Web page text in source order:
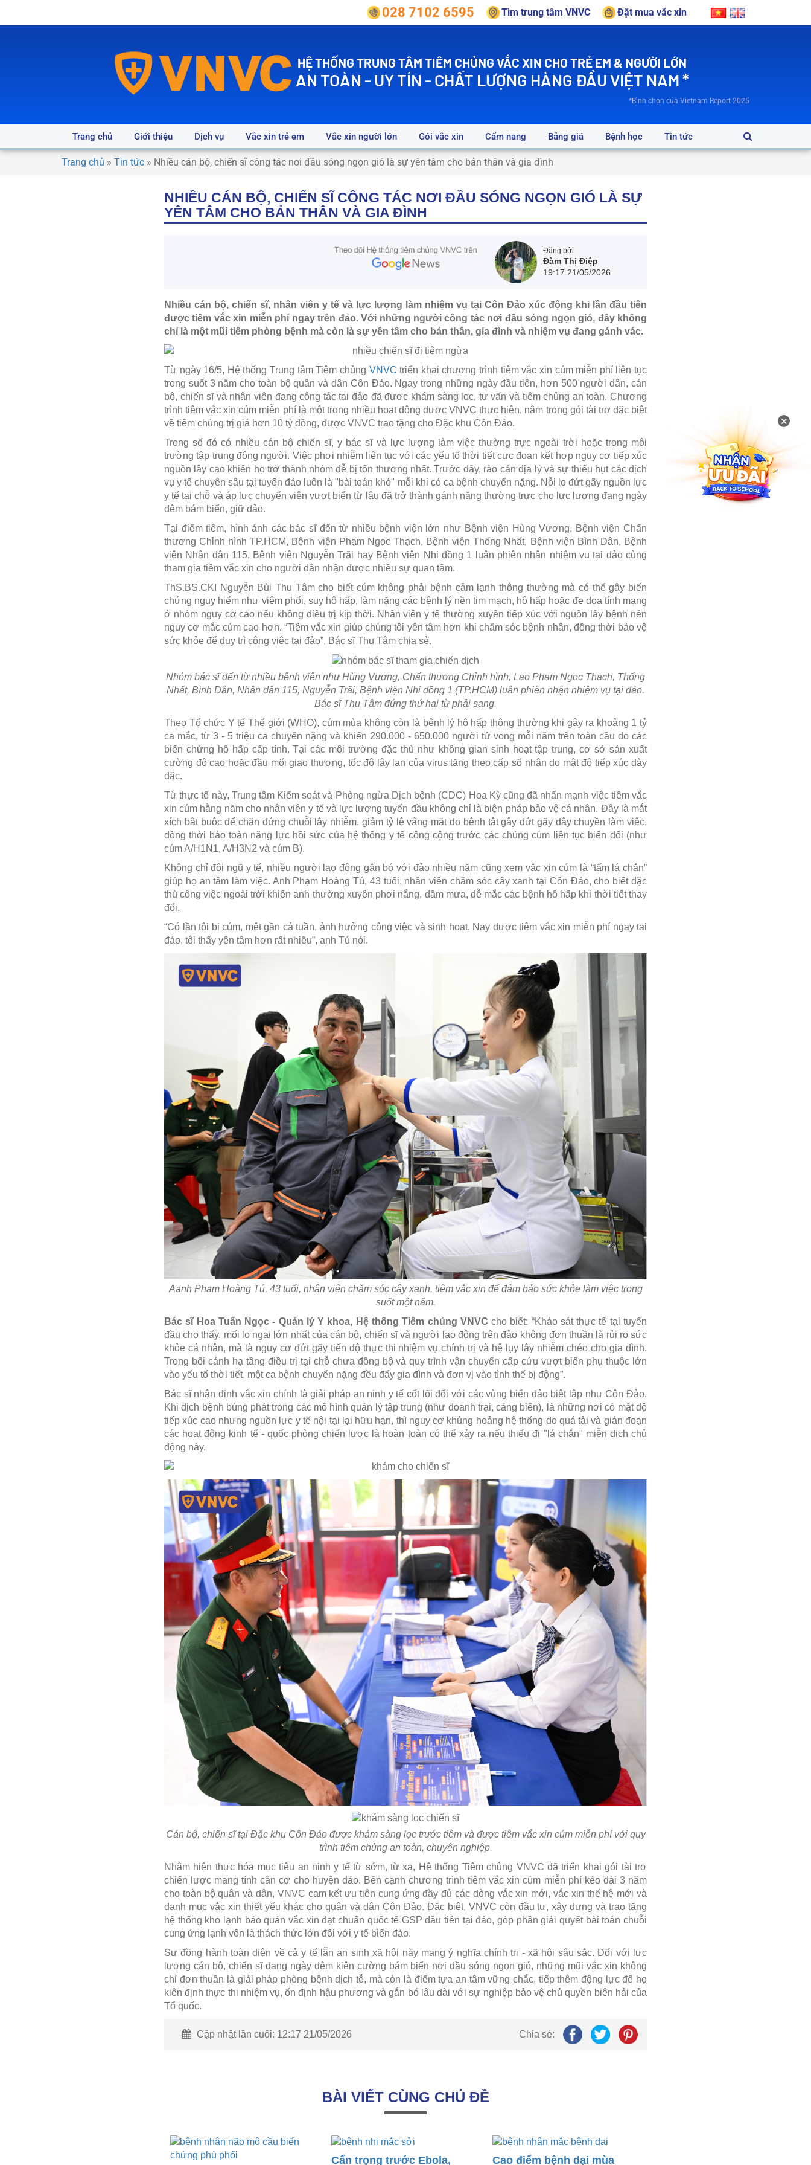
028 7102 6595 Tìm trung tâm VNVC Đặt mua vắc xin
HỆ THỐNG TRUNG TÂM TIÊM CHỦNG VẮC XIN CHO TRẺ EM & NGƯỜI LỚN
AN TOÀN - UY TÍN - CHẤT LƯỢNG HÀNG ĐẦU VIỆT NAM *
*Bình chọn của Vietnam Report 2025
Trang chủ Giới thiệu Dịch vụ Vắc xin trẻ em Vắc xin người lớn Gói vắc xin Cẩm nang Bảng giá Bệnh học Tin tức
Trang chủ » Tin tức » Nhiều cán bộ, chiến sĩ công tác nơi đầu sóng ngọn gió là sự yên tâm cho bản thân và gia đình
NHIỀU CÁN BỘ, CHIẾN SĨ CÔNG TÁC NƠI ĐẦU SÓNG NGỌN GIÓ LÀ SỰ
YÊN TÂM CHO BẢN THÂN VÀ GIA ĐÌNH
Đăng bởi
Đàm Thị Điệp
19:17 21/05/2026
Nhiều cán bộ, chiến sĩ, nhân viên y tế và lực lượng làm nhiệm vụ tại Côn Đảo xúc động khi lần đầu tiên
được tiêm vắc xin miễn phí ngay trên đảo. Với những người công tác nơi đầu sóng ngọn gió, đây không
chỉ là một mũi tiêm phòng bệnh mà còn là sự yên tâm cho bản thân, gia đình và nhiệm vụ đang gánh vác.
Từ ngày 16/5, Hệ thống Trung tâm Tiêm chủng VNVC triển khai chương trình tiêm vắc xin cúm miễn phí liên tục
trong suốt 3 năm cho toàn bộ quân và dân Côn Đảo. Ngay trong những ngày đầu tiên, hơn 500 người dân, cán
bộ, chiến sĩ và nhân viên đang công tác tại đảo đã được khám sàng lọc, tư vấn và tiêm chủng an toàn. Chương
trình tiêm vắc xin cúm miễn phí là một trong nhiều hoạt động được VNVC thực hiện, nằm trong gói tài trợ đặc biệt
về tiêm chủng trị giá hơn 10 tỷ đồng, được VNVC trao tặng cho Đặc khu Côn Đảo.
Trong số đó có nhiều cán bộ chiến sĩ, y bác sĩ và lực lượng làm việc thường trực ngoài trời hoặc trong môi
trường tập trung đông người. Việc phơi nhiễm liên tục với các yếu tố thời tiết cực đoan kết hợp nguy cơ tiếp xúc
nguồn lây cao khiến họ trở thành nhóm dễ bị tổn thương nhất. Trước đây, rào cản địa lý và sự thiếu hụt các dịch
vụ y tế chuyên sâu tại tuyến đảo luôn là "bài toán khó" mỗi khi có ca bệnh chuyển nặng. Nỗi lo đứt gãy nguồn lực
y tế tại chỗ và áp lực chuyển viện vượt biển từ lâu đã trở thành gánh nặng thường trực cho lực lượng đang ngày
đêm bám biển, giữ đảo.
Tại điểm tiêm, hình ảnh các bác sĩ đến từ nhiều bệnh viện lớn như Bệnh viện Hùng Vương, Bệnh viện Chấn
thương Chỉnh hình TP.HCM, Bệnh viện Phạm Ngọc Thạch, Bệnh viện Thống Nhất, Bệnh viện Bình Dân, Bệnh
viện Nhân dân 115, Bệnh viện Nguyễn Trãi hay Bệnh viện Nhi đồng 1 luân phiên nhận nhiệm vụ tại đảo cùng
tham gia tiêm vắc xin cho người dân nhận được nhiều sự quan tâm.
ThS.BS.CKI Nguyễn Bùi Thu Tâm cho biết cúm không phải bệnh cảm lạnh thông thường mà có thể gây biến
chứng nguy hiểm như viêm phổi, suy hô hấp, làm nặng các bệnh lý nền tim mạch, hô hấp hoặc đe dọa tính mạng
ở nhóm nguy cơ cao nếu không điều trị kịp thời. Nhân viên y tế thường xuyên tiếp xúc với nguồn lây bệnh nên
nguy cơ mắc cúm cao hơn. “Tiêm vắc xin giúp chúng tôi yên tâm hơn khi chăm sóc bệnh nhân, đồng thời bảo vệ
sức khỏe để duy trì công việc tại đảo”, Bác sĩ Thu Tâm chia sẻ.
Nhóm bác sĩ đến từ nhiều bệnh viện như Hùng Vương, Chấn thương Chỉnh hình, Lao Phạm Ngọc Thạch, Thống
Nhất, Bình Dân, Nhân dân 115, Nguyễn Trãi, Bệnh viện Nhi đồng 1 (TP.HCM) luân phiên nhận nhiệm vụ tại đảo.
Bác sĩ Thu Tâm đứng thứ hai từ phải sang.
Theo Tổ chức Y tế Thế giới (WHO), cúm mùa không còn là bệnh lý hô hấp thông thường khi gây ra khoảng 1 tỷ
ca mắc, từ 3 - 5 triệu ca chuyển nặng và khiến 290.000 - 650.000 người tử vong mỗi năm trên toàn cầu do các
biến chứng hô hấp cấp tính. Tại các môi trường đặc thù như không gian sinh hoạt tập trung, cơ sở sản xuất
cường độ cao hoặc đầu mối giao thương, tốc độ lây lan của virus tăng theo cấp số nhân do mật độ tiếp xúc dày
đặc.
Từ thực tế này, Trung tâm Kiểm soát và Phòng ngừa Dịch bệnh (CDC) Hoa Kỳ cũng đã nhấn mạnh việc tiêm vắc
xin cúm hằng năm cho nhân viên y tế và lực lượng tuyến đầu không chỉ là biện pháp bảo vệ cá nhân. Đây là mắt
xích bắt buộc để chặn đứng chuỗi lây nhiễm, giảm tỷ lệ vắng mặt do bệnh tật gây đứt gãy dây chuyền làm việc,
đồng thời bảo toàn năng lực hồi sức của hệ thống y tế công cộng trước các chủng cúm liên tục biến đổi (như
cúm A/H1N1, A/H3N2 và cúm B).
Không chỉ đội ngũ y tế, nhiều người lao động gắn bó với đảo nhiều năm cũng xem vắc xin cúm là “tấm lá chắn”
giúp họ an tâm làm việc. Anh Phạm Hoàng Tú, 43 tuổi, nhân viên chăm sóc cây xanh tại Côn Đảo, cho biết đặc
thù công việc ngoài trời khiến anh thường xuyên phơi nắng, dầm mưa, dễ mắc các bệnh hô hấp khi thời tiết thay
đổi.
“Có lần tôi bị cúm, mệt gần cả tuần, ảnh hưởng công việc và sinh hoạt. Nay được tiêm vắc xin miễn phí ngay tại
đảo, tôi thấy yên tâm hơn rất nhiều”, anh Tú nói.
Aanh Phạm Hoàng Tú, 43 tuổi, nhân viên chăm sóc cây xanh, tiêm vắc xin để đảm bảo sức khỏe làm việc trong
suốt một năm.
Bác sĩ Hoa Tuấn Ngọc - Quản lý Y khoa, Hệ thống Tiêm chủng VNVC cho biết: “Khảo sát thực tế tại tuyến
đầu cho thấy, mối lo ngại lớn nhất của cán bộ, chiến sĩ và người lao động trên đảo không đơn thuần là rủi ro sức
khỏe cá nhân, mà là nguy cơ đứt gãy tiến độ thực thi nhiệm vụ chính trị và hệ lụy lây nhiễm chéo cho gia đình.
Trong bối cảnh hạ tầng điều trị tại chỗ chưa đồng bộ và quy trình vận chuyển cấp cứu vượt biển phụ thuộc lớn
vào yếu tố thời tiết, một ca bệnh chuyển nặng đều đẩy gia đình và đơn vị vào tình thế bị động”.
Bác sĩ nhận định vắc xin chính là giải pháp an ninh y tế cốt lõi đối với các vùng biển đảo biệt lập như Côn Đảo.
Khi dịch bệnh bùng phát trong các mô hình quản lý tập trung (như doanh trại, cảng biển), là những nơi có mật độ
tiếp xúc cao nhưng nguồn lực y tế nội tại lại hữu hạn, thì nguy cơ khủng hoảng hệ thống do quá tải và gián đoạn
các hoạt động kinh tế - quốc phòng chiến lược là hoàn toàn có thể xảy ra nếu thiếu đi "lá chắn" miễn dịch chủ
động này.
Cán bộ, chiến sĩ tại Đặc khu Côn Đảo được khám sàng lọc trước tiêm và được tiêm vắc xin cúm miễn phí với quy
trình tiêm chủng an toàn, chuyên nghiệp.
Nhằm hiện thực hóa mục tiêu an ninh y tế từ sớm, từ xa, Hệ thống Tiêm chủng VNVC đã triển khai gói tài trợ
chiến lược mang tính căn cơ cho huyện đảo. Bên cạnh chương trình tiêm vắc xin cúm miễn phí kéo dài 3 năm
cho toàn bộ quân và dân, VNVC cam kết ưu tiên cung ứng đầy đủ các dòng vắc xin mới, vắc xin thế hệ mới và
danh mục vắc xin thiết yếu khác cho quân và dân Côn Đảo. Đặc biệt, VNVC còn đầu tư, xây dựng và trao tặng
hệ thống kho lạnh bảo quản vắc xin đạt chuẩn quốc tế GSP đầu tiên tại đảo, góp phần giải quyết bài toán chuỗi
cung ứng lạnh vốn là thách thức lớn đối với y tế biển đảo.
Sự đồng hành toàn diện về cả y tế lẫn an sinh xã hội này mang ý nghĩa chính trị - xã hội sâu sắc. Đối với lực
lượng cán bộ, chiến sĩ đang ngày đêm kiên cường bám biển nơi đầu sóng ngọn gió, những mũi vắc xin không
chỉ đơn thuần là giải pháp phòng bệnh dịch tễ, mà còn là điểm tựa an tâm vững chắc, tiếp thêm động lực để họ
kiên định thực thi nhiệm vụ, ổn định hậu phương và gắn bó lâu dài với sự nghiệp bảo vệ chủ quyền biên hải của
Tổ quốc.
Cập nhật lần cuối: 12:17 21/05/2026 Chia sẻ:
BÀI VIẾT CÙNG CHỦ ĐỀ
Cẩn trọng trước Ebola, Cao điểm bệnh dại mùa
×